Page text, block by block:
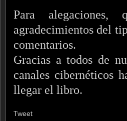
Para alegaciones,
agradecimientos del
comentarios.
Gracias a todos de
canales cibernéticos
llegar el libro.
Tweet